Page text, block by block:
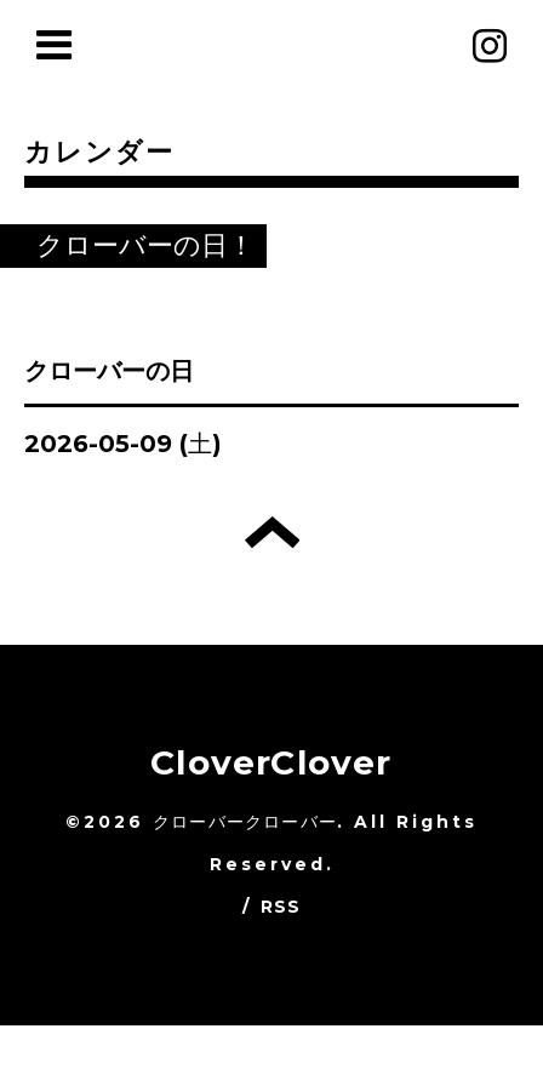
カレンダー
クローバーの日！
クローバーの日
2026-05-09 (土)
CloverClover
©2026 クローバークローバー. All Rights
Reserved.
/ RSS